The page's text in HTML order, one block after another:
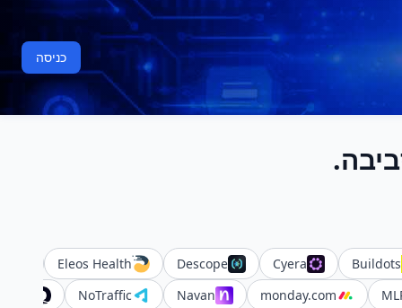
כניסה
Buildots
Cyera
Descope
Eleos Health
monday.com
Navan
NoTraffic